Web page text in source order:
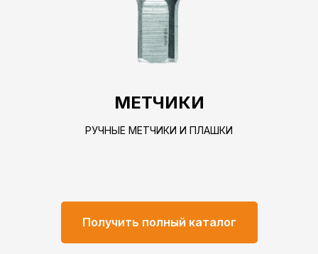
МЕТЧИКИ
РУЧНЫЕ МЕТЧИКИ И ПЛАШКИ
Получить полный каталог